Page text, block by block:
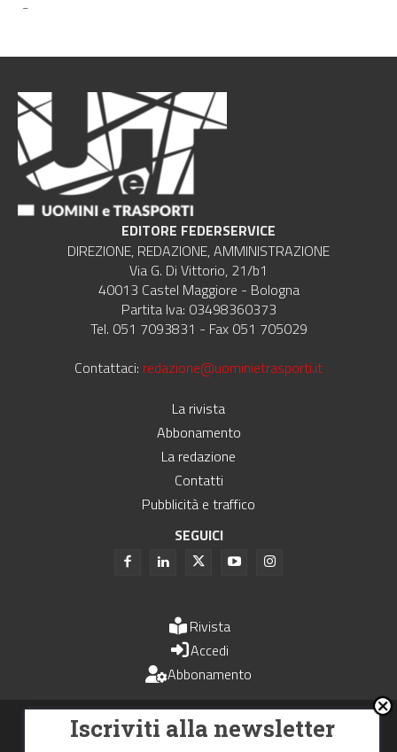
-
EDITORE FEDERSERVICE
DIREZIONE, REDAZIONE, AMMINISTRAZIONE
Via G. Di Vittorio, 21/b1
40013 Castel Maggiore - Bologna
Partita Iva: 03498360373
Tel. 051 7093831 - Fax 051 705029
Contattaci: redazione@uominietrasporti.it
La rivista
Abbonamento
La redazione
Contatti
Pubblicità e traffico
SEGUICI
Rivista
Accedi
Abbonamento
Uomini e Trasporti è un periodico associato all'Unione Stampa
Periodica Italiana - USPI
Iscriviti alla newsletter